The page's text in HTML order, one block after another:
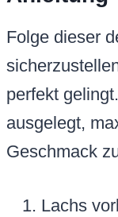
Folge dieser
perfekt
ausgelegt,
Geschmack
Lachs